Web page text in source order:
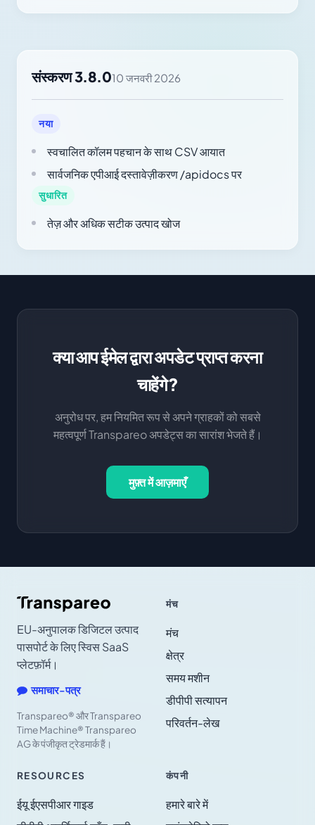
संस्करण 3.8.010 जनवरी 2026
नया
स्वचालित कॉलम पहचान के साथ CSV आयात
सार्वजनिक एपीआई दस्तावेज़ीकरण /apidocs पर
सुधारित
तेज़ और अधिक सटीक उत्पाद खोज
क्या आप ईमेल द्वारा अपडेट प्राप्त करना
चाहेंगे?
अनुरोध पर, हम नियमित रूप से अपने ग्राहकों को सबसे
महत्वपूर्ण Transpareo अपडेट्स का सारांश भेजते हैं।
मुफ़्त में आज़माएँ
EU-अनुपालक डिजिटल उत्पाद
पासपोर्ट के लिए स्विस SaaS
प्लेटफ़ॉर्म।
समाचार-पत्र
Transpareo® और Transpareo
Time Machine® Transpareo
AG के पंजीकृत ट्रेडमार्क हैं।
मंच
मंच
क्षेत्र
समय मशीन
डीपीपी सत्यापन
परिवर्तन-लेख
RESOURCES
ईयू ईएसपीआर गाइड
कंपनी
हमारे बारे में